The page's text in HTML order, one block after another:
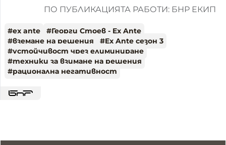
ПО ПУБЛИКАЦИЯТА РАБОТИ: БНР ЕКИП
#ex ante #Георги Стоев - Ex Ante
#вземане на решения #Ex Ante сезон 3
#устойчивост чрез елиминиране
#техники за взимане на решения
#рационална негативност